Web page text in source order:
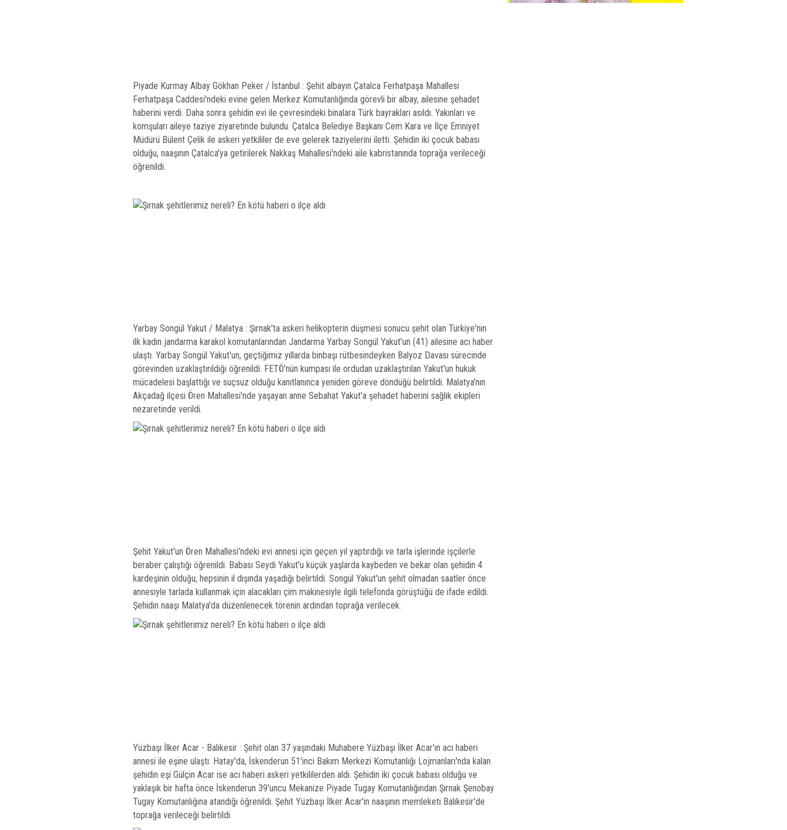
Piyade Kurmay Albay Gökhan Peker / İstanbul : Şehit albayın Çatalca Ferhatpaşa Mahallesi
Ferhatpaşa Caddesi'ndeki evine gelen Merkez Komutanlığında görevli bir albay, ailesine şehadet
haberini verdi. Daha sonra şehidin evi ile çevresindeki binalara Türk bayrakları asıldı. Yakınları ve
komşuları aileye taziye ziyaretinde bulundu. Çatalca Belediye Başkanı Cem Kara ve İlçe Emniyet
Müdürü Bülent Çelik ile askeri yetkililer de eve gelerek taziyelerini iletti. Şehidin iki çocuk babası
olduğu, naaşının Çatalca'ya getirilerek Nakkaş Mahallesi'ndeki aile kabristanında toprağa verileceği
öğrenildi.
Yarbay Songül Yakut / Malatya : Şırnak'ta askeri helikopterin düşmesi sonucu şehit olan Türkiye'nin
ilk kadın jandarma karakol komutanlarından Jandarma Yarbay Songül Yakut'un (41) ailesine acı haber
ulaştı. Yarbay Songül Yakut'un, geçtiğimiz yıllarda binbaşı rütbesindeyken Balyoz Davası sürecinde
görevinden uzaklaştırıldığı öğrenildi. FETÖ'nün kumpası ile ordudan uzaklaştırılan Yakut'un hukuk
mücadelesi başlattığı ve suçsuz olduğu kanıtlanınca yeniden göreve döndüğü belirtildi. Malatya'nın
Akçadağ ilçesi Ören Mahallesi'nde yaşayan anne Sebahat Yakut'a şehadet haberini sağlık ekipleri
nezaretinde verildi.
Şehit Yakut'un Ören Mahallesi'ndeki evi annesi için geçen yıl yaptırdığı ve tarla işlerinde işçilerle
beraber çalıştığı öğrenildi. Babası Seydi Yakut'u küçük yaşlarda kaybeden ve bekar olan şehidin 4
kardeşinin olduğu, hepsinin il dışında yaşadığı belirtildi. Songül Yakut'un şehit olmadan saatler önce
annesiyle tarlada kullanmak için alacakları çim makinesiyle ilgili telefonda görüştüğü de ifade edildi.
Şehidin naaşı Malatya'da düzenlenecek törenin ardından toprağa verilecek.
Yüzbaşı İlker Acar - Balıkesir : Şehit olan 37 yaşındaki Muhabere Yüzbaşı İlker Acar'ın acı haberi
annesi ile eşine ulaştı. Hatay'da, İskenderun 51'inci Bakım Merkezi Komutanlığı Lojmanları'nda kalan
şehidin eşi Gülçin Acar ise acı haberi askeri yetkililerden aldı. Şehidin iki çocuk babası olduğu ve
yaklaşık bir hafta önce İskenderun 39'uncu Mekanize Piyade Tugay Komutanlığından Şırnak Şenobay
Tugay Komutanlığına atandığı öğrenildi. Şehit Yüzbaşı İlker Acar'ın naaşının memleketi Balıkesir'de
toprağa verileceği belirtildi.